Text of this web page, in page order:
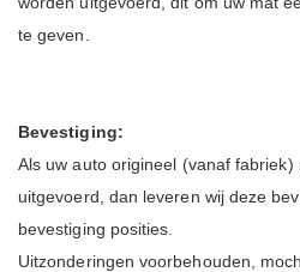
te geven.
Bevestiging:
Als uw auto origineel (vanaf fabriek)
uitgevoerd, dan leveren wij deze
bevestiging posities.
Uitzonderingen voorbehouden,